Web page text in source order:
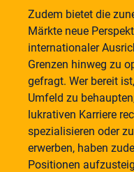
Zudem bietet die
Märkte neue
internationaler
Grenzen hinweg zu
gefragt. Wer bereit
Umfeld zu
lukrativen Karriere
spezialisieren oder
erwerben, haben
Positionen